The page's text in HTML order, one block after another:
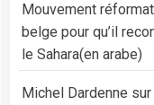
Mouvement
belge pour qu’il
le Sahara(en arabe)
Michel Dardenne sur